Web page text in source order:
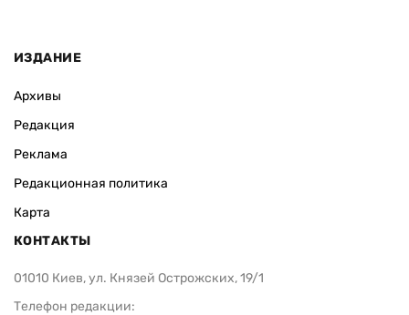
ИЗДАНИЕ
Архивы
Редакция
Реклама
Редакционная политика
Карта
КОНТАКТЫ
01010 Киев, ул. Князей Острожских, 19/1
Телефон редакции: